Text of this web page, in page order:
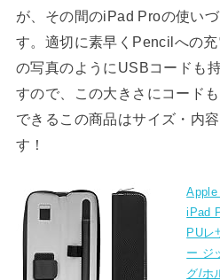
が、その間のiPad Proの使い
す。適切に素早くPencilへの
の写真のようにUSBコードも
すので、この大きさにコード
できるこの商品はサイズ・内
す！
Apple
iPad
PUレ
ー ジ
グ/ホ